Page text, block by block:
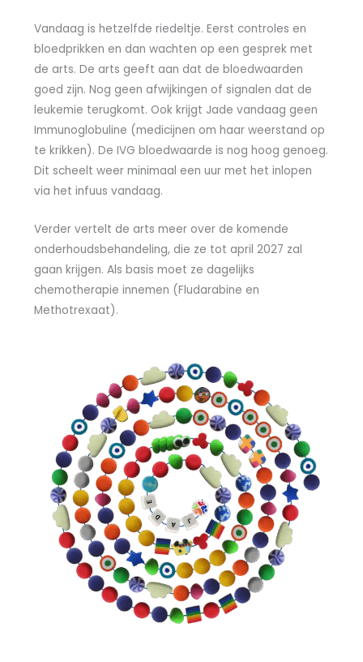
Vandaag is hetzelfde riedeltje. Eerst controles en
bloedprikken en dan wachten op een gesprek met
de arts. De arts geeft aan dat de bloedwaarden
goed zijn. Nog geen afwijkingen of signalen dat de
leukemie terugkomt. Ook krijgt Jade vandaag geen
Immunoglobuline (medicijnen om haar weerstand op
te krikken). De IVG bloedwaarde is nog hoog genoeg.
Dit scheelt weer minimaal een uur met het inlopen
via het infuus vandaag.
Verder vertelt de arts meer over de komende
onderhoudsbehandeling, die ze tot april 2027 zal
gaan krijgen. Als basis moet ze dagelijks
chemotherapie innemen (Fludarabine en
Methotrexaat).